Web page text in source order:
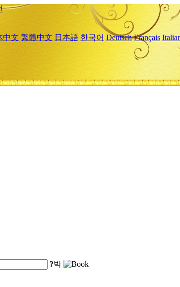
中文 繁體中文 日本語 한국어 Deutsch Français
?박